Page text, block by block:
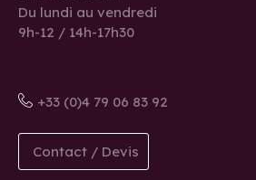
Du lundi au vendredi
9h-12 / 14h-17h30
+33 (0)4 79 06 83 92
Contact / Devis